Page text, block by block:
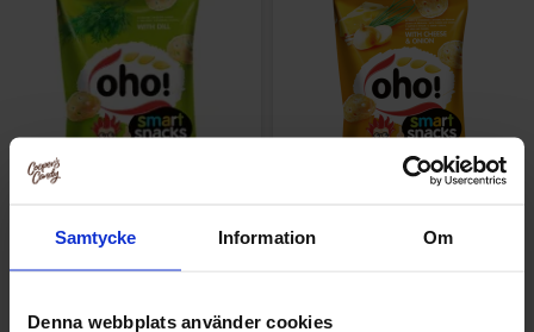
Samtycke Information Om
Denna webbplats använder cookies
OHO Snacks Dill 50g x 30st